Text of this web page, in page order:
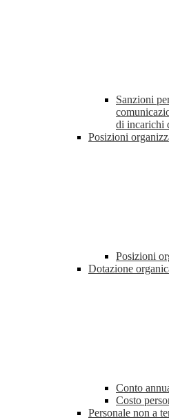
Sanzioni
di incarichi
Posizioni
Posizioni
Dotazione
Conto
Costo
Personale non a